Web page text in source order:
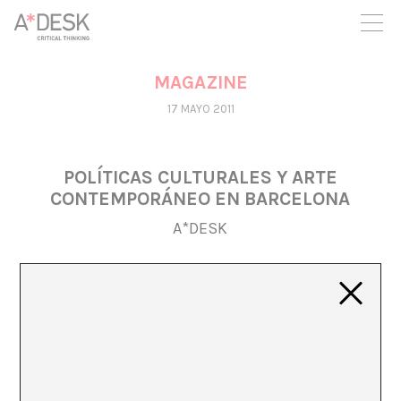
crees también en A*DESK seguimos necesitándote para poder
seguir adelante. Ahora puedes participar del proyecto y
apoyarlo.
MAGAZINE
17 MAYO 2011
POLÍTICAS CULTURALES Y ARTE
CONTEMPORÁNEO EN BARCELONA
A*DESK